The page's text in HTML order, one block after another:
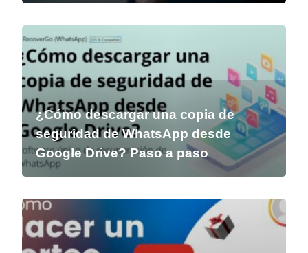
¿Cómo descargar una copia de
seguridad de WhatsApp desde
Google Drive? Paso a paso